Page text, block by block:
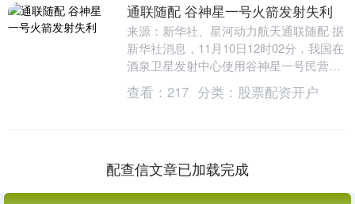
通联随配 谷神星一号火箭发射失利
来源：新华社、星河动力航天通联随配 据
新华社消息，11月10日12时02分，我国在
酒泉卫星发射中心使用谷神星一号民营商
业运载火箭发射吉星高分04C星，并搭载
发射....
查看： 217 分类： 股票配资开户
配查信文章已加载完成